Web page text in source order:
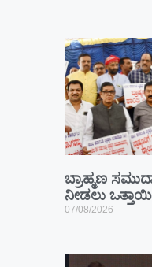
ಬ್ರಾಹ್ಮಣ
ನೀಡಲು
07/08/2026